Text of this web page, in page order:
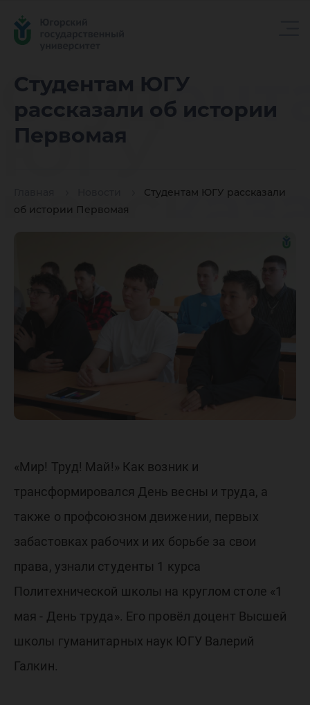
Студентам ЮГУ
рассказали об истории
Первомая
Студентам ЮГУ рассказали
об истории Первомая
ЮГУ
об
«Мир! Труд! Май!» Как возник и
трансформировался День весны и труда, а
также о профсоюзном движении, первых
забастовках рабочих и их борьбе за свои
права, узнали студенты 1 курса
Политехнической школы на круглом столе «1
мая - День труда». Его провёл доцент Высшей
школы гуманитарных наук ЮГУ Валерий
Галкин.